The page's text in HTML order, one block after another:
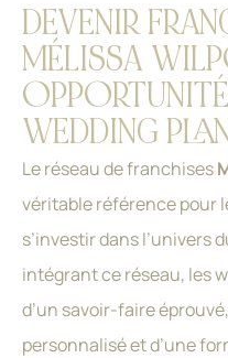
DEVENIR
MÉLISSA
WEDDING
Le réseau de franchises
véritable référence pour
s’investir dans l’univers
intégrant ce réseau, les
d’un savoir-faire
personnalisé et d’une